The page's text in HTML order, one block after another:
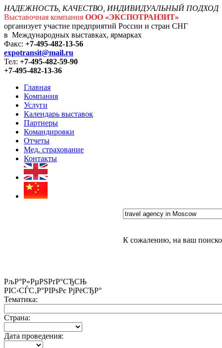
НАДЕЖНОСТЬ, КАЧЕСТВО, ИНДИВИДУАЛЬНЫЙ ПОДХОД
Выставочная компания ООО «ЭКСПОТРАНЗИТ»
организует участие предприятий России и стран СНГ
в Международных выставках, ярмарках
Факс: +7-495-482-13-56
expotransit@mail.ru
Тел: +7-495-482-59-90
+7-495-482-13-36
Главная
Компания
Услуги
Календарь выставок
Партнеры
Командировки
Отчеты
Мед. страхование
Контакты
К сожалению, на ваш
РљР°Р»РµРЅРґР°СЂСЊ
РІС‹СЃС‚Р°РІРѕРє РјРёСЂР°
Тематика:
Страна:
Дата проведения: